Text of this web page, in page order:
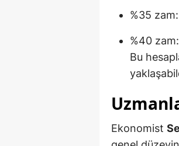
%35 zam:
%40 zam:
Bu
Ekonomist